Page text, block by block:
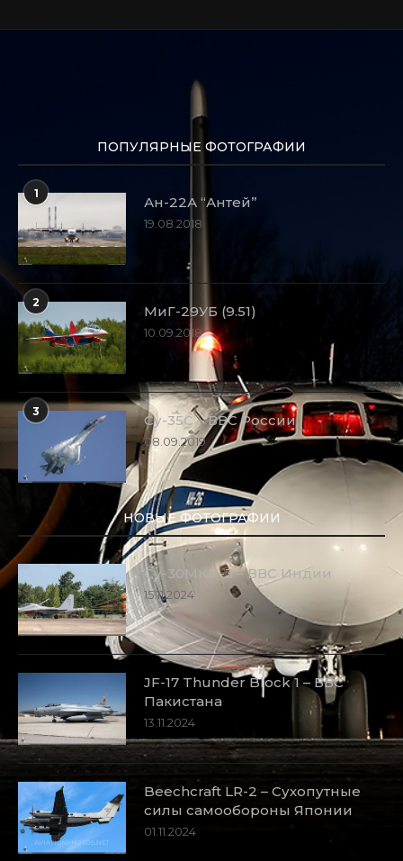
ПОПУЛЯРНЫЕ ФОТОГРАФИИ
1
Ан-22А “Антей”
19.08.2018
2
МиГ-29УБ (9.51)
10.09.2018
3
Су-35С – ВВС России
08.09.2019
НОВЫЕ ФОТОГРАФИИ
Су-30МКИ-3 – ВВС Индии
15.11.2024
JF-17 Thunder Block 1 – ВВС
Пакистана
13.11.2024
Beechcraft LR-2 – Сухопутные
силы самообороны Японии
01.11.2024